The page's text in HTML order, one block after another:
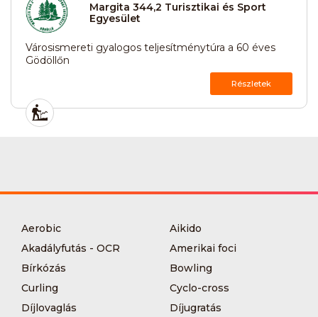
Margita 344,2 Turisztikai és Sport
Egyesület
Városismereti gyalogos teljesítménytúra a 60 éves
Gödöllőn
Részletek
Aerobic
Aikido
Akadályfutás - OCR
Amerikai foci
Bírkózás
Bowling
Curling
Cyclo-cross
Díjlovaglás
Díjugratás